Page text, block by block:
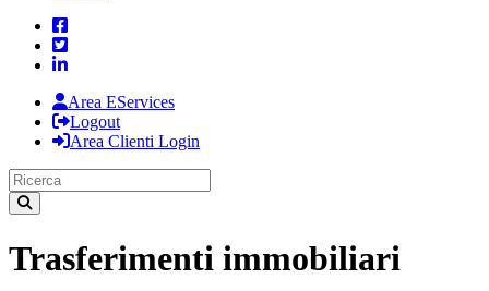
Area EServices
Logout
Area Clienti Login
Trasferimenti immobiliari